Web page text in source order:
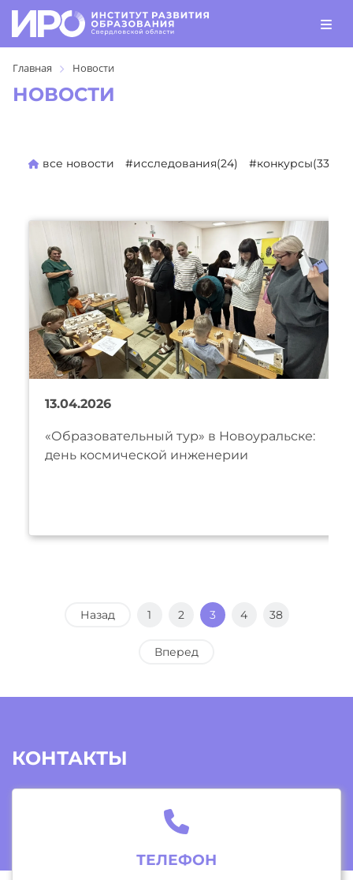
Главная Новости
НОВОСТИ
все новости #исследования(24) #конкурсы(333)
13.04.2026
«Образовательный тур» в Новоуральске:
день космической инженерии
Назад 1 2 3 4 38
Вперед
КОНТАКТЫ
ТЕЛЕФОН